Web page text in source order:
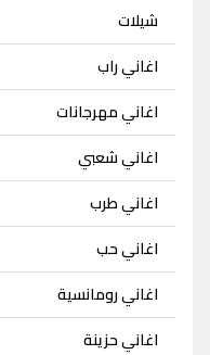
شيلات
اغاني راب
اغاني مهرجانات
اغاني شعبي
اغاني طرب
اغاني حب
اغاني رومانسية
اغاني حزينة